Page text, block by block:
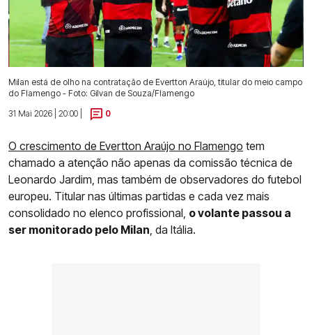
Milan está de olho na contratação de Evertton Araújo, titular do meio campo
do Flamengo - Foto: Gilvan de Souza/Flamengo
31 Mai 2026 | 20:00 |
0
O crescimento de Evertton Araújo no Flamengo tem
chamado a atenção não apenas da comissão técnica de
Leonardo Jardim, mas também de observadores do futebol
europeu. Titular nas últimas partidas e cada vez mais
consolidado no elenco profissional, o volante passou a
ser monitorado pelo Milan , da Itália.